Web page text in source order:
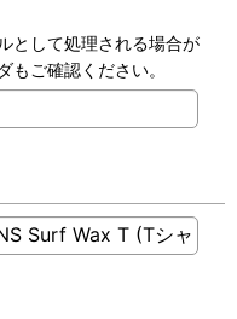
として処理される場合が
もご確認ください。